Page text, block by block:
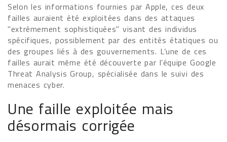
Selon les informations fournies par Apple, ces deux
failles auraient été exploitées dans des attaques
"extrêmement sophistiquées" visant des individus
spécifiques, possiblement par des entités étatiques ou
des groupes liés à des gouvernements. L’une de ces
failles aurait même été découverte par l’équipe Google
Threat Analysis Group, spécialisée dans le suivi des
menaces cyber.
Une faille exploitée mais
désormais corrigée